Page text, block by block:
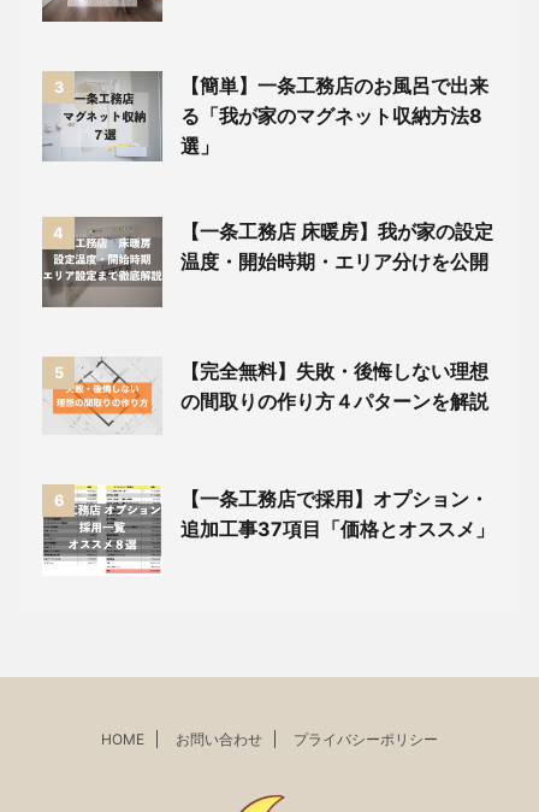
3
【簡単】一条工務店のお風呂で出来
る「我が家のマグネット収納方法8
選」
4
【一条工務店 床暖房】我が家の設定
温度・開始時期・エリア分けを公開
5
【完全無料】失敗・後悔しない理想
の間取りの作り方４パターンを解説
6
【一条工務店で採用】オプション・
追加工事37項目「価格とオススメ」
HOME お問い合わせ プライバシーポリシー